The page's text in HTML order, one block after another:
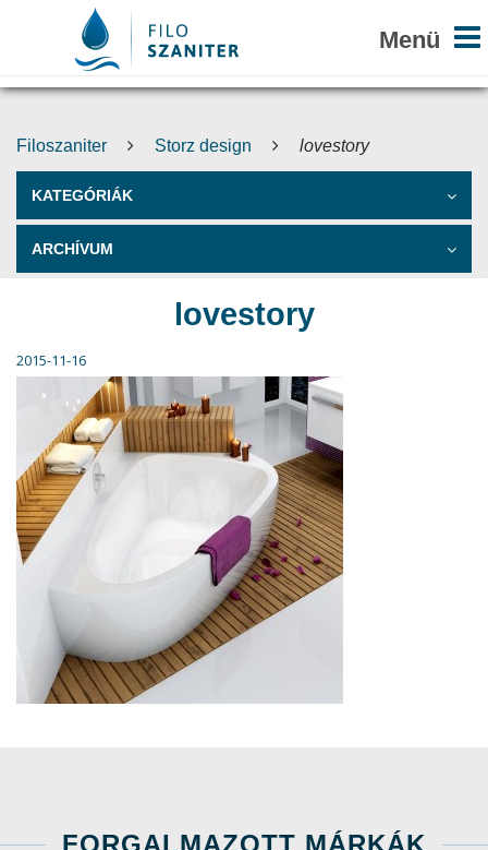
Filoszaniter Storz design lovestory
KATEGÓRIÁK
ARCHÍVUM
lovestory
2015-11-16
FORGALMAZOTT MÁRKÁK